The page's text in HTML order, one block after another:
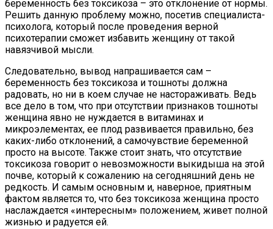
беременность без токсикоза – это отклонение от нормы.
Решить данную проблему можно, посетив специалиста-
психолога, который после проведения верной
психотерапии сможет избавить женщину от такой
навязчивой мысли.
Следовательно, вывод напрашивается сам –
беременность без токсикоза и тошноты должна
радовать, но ни в коем случае не настораживать. Ведь
все дело в том, что при отсутствии признаков тошноты
женщина явно не нуждается в витаминах и
микроэлементах, ее плод развивается правильно, без
каких-либо отклонений, а самочувствие беременной
просто на высоте. Также стоит знать, что отсутствие
токсикоза говорит о невозможности выкидыша на этой
почве, который к сожалению на сегодняшний день не
редкость. И самым основным и, наверное, приятным
фактом является то, что без токсикоза женщина просто
наслаждается «интересным» положением, живет полной
жизнью и радуется ей.